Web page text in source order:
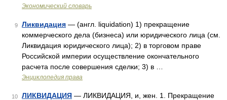
Экономический словарь
9 Ликвидация — (англ. liquidation) 1) прекращение
коммерческого дела (бизнеса) или юридического лица (см.
Ликвидация юридического лица); 2) в торговом праве
Российской империи осуществление окончательного
расчета после совершения сделки; 3) в …
Энциклопедия права
10 ЛИКВИДАЦИЯ — ЛИКВИДАЦИЯ, и, жен. 1. Прекращение